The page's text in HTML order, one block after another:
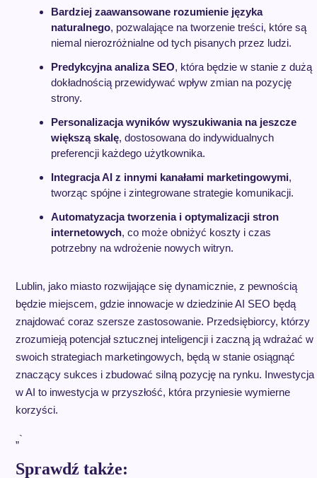
Bardziej zaawansowane rozumienie języka
naturalnego, pozwalające na tworzenie treści, które są
niemal nierozróżnialne od tych pisanych przez ludzi.
Predykcyjna analiza SEO, która będzie w stanie z dużą
dokładnością przewidywać wpływ zmian na pozycję
strony.
Personalizacja wyników wyszukiwania na jeszcze
większą skalę, dostosowana do indywidualnych
preferencji każdego użytkownika.
Integracja AI z innymi kanałami marketingowymi,
tworząc spójne i zintegrowane strategie komunikacji.
Automatyzacja tworzenia i optymalizacji stron
internetowych, co może obniżyć koszty i czas
potrzebny na wdrożenie nowych witryn.
Lublin, jako miasto rozwijające się dynamicznie, z pewnością
będzie miejscem, gdzie innowacje w dziedzinie AI SEO będą
znajdować coraz szersze zastosowanie. Przedsiębiorcy, którzy
zrozumieją potencjał sztucznej inteligencji i zaczną ją wdrażać w
swoich strategiach marketingowych, będą w stanie osiągnąć
znaczący sukces i zbudować silną pozycję na rynku. Inwestycja
w AI to inwestycja w przyszłość, która przyniesie wymierne
korzyści.
„`
Sprawdź także: